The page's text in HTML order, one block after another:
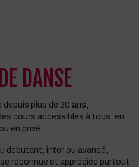
DANSE
plus de 20 ans,
cours accessibles à tous, en
en privé.
débutant, inter ou avancé,
reconnue et appréciée partout